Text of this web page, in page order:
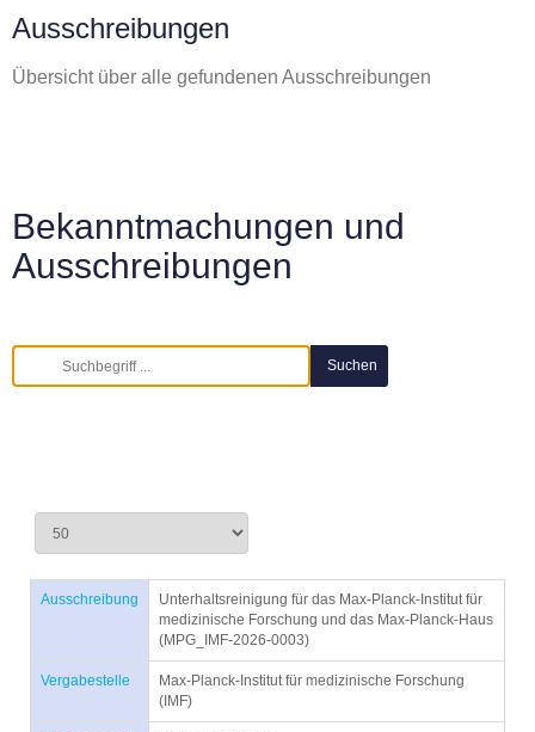
Ausschreibungen
Übersicht über alle gefundenen Ausschreibungen
Bekanntmachungen und
Ausschreibungen
Ausschreibung
Unterhaltsreinigung für das Max-Planck-Institut für
medizinische Forschung und das Max-Planck-Haus
(MPG_IMF-2026-0003)
Vergabestelle
Max-Planck-Institut für medizinische Forschung
(IMF)